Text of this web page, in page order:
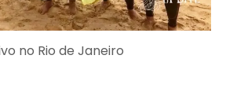
no Rio de Janeiro